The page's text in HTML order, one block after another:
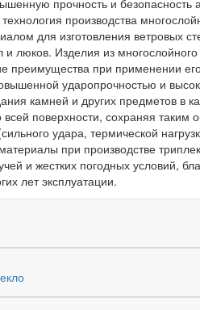
производства
для изготовления ветровых
и люков. Изделия из
преимущества при применении
ударопрочностью и
камней и других предметов в
поверхности, сохраняя таким
удара, термической
при производстве
и жестких погодных условий,
лет эксплуатации.